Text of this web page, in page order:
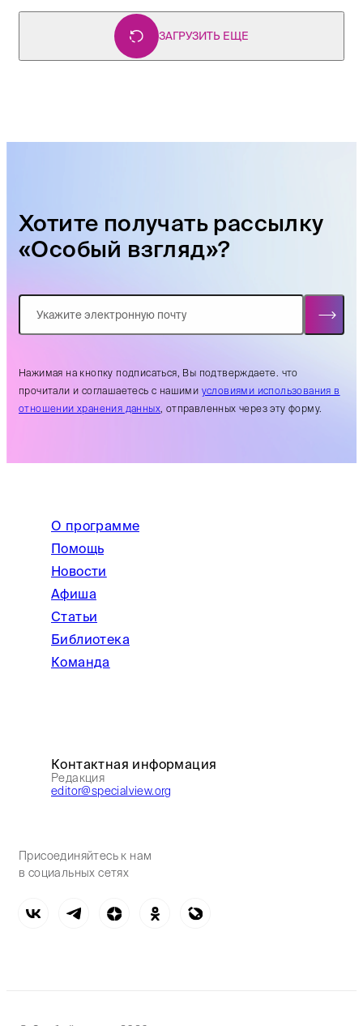
ЗАГРУЗИТЬ ЕЩЕ
Хотите получать рассылку
«Особый взгляд»?
Нажимая на кнопку подписаться, Вы подтверждаете. что
прочитали и соглашаетесь с нашими условиями использования в
отношении хранения данных, отправленных через эту форму.
О программе
Помощь
Новости
Афиша
Статьи
Библиотека
Команда
Контактная информация
Редакция
editor@specialview.org
Присоединяйтесь к нам
в социальных сетях